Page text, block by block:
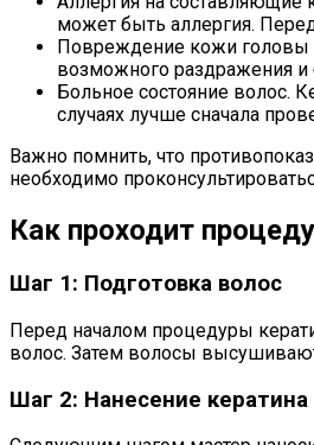
может быть аллергия.
Повреждение кожи головы
возможного раздражения и
Больное состояние волос.
случаях лучше сначала
Важно помнить, что
необходимо
Как проходит
Шаг 1: Подготовка волос
Перед началом процедуры
волос. Затем волосы
Шаг 2: Нанесение кератина